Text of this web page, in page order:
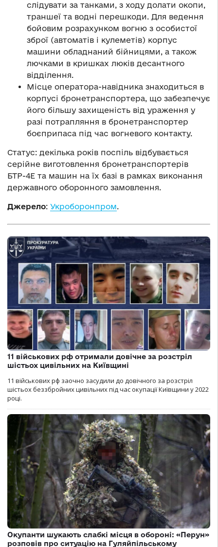
слідувати за танками, з ходу долати окопи,
траншеї та водні перешкоди. Для ведення
бойовим розрахунком вогню з особистої
зброї (автоматів і кулеметів) корпус
машини обладнаний бійницями, а також
лючками в кришках люків десантного
відділення.
Місце оператора-навідника знаходиться в
корпусі бронетранспортера, що забезпечує
його більшу захищеність від ураження у
разі потрапляння в бронетранспортер
боєприпаса під час вогневого контакту.
Статус: декілька років поспіль відбувається
серійне виготовлення бронетранспортерів
БТР-4Е та машин на їх базі в рамках виконання
державного оборонного замовлення.
Джерело: Укроборонпром.
11 військових рф отримали довічне за розстріл
шістьох цивільних на Київщині
11 військових рф заочно засудили до довічного за розстріл
шістьох беззбройних цивільних під час окупації Київщини у 2022
році.
Окупанти шукають слабкі місця в обороні: «Перун»
розповів про ситуацію на Гуляйпільському